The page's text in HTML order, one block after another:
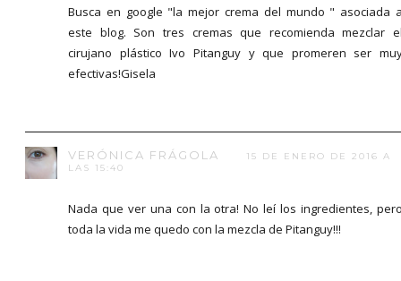
Busca en google "la mejor crema del mundo " asociada
este blog. Son tres cremas que recomienda mezclar
cirujano plástico Ivo Pitanguy y que promeren ser
efectivas!Gisela
VERÓNICA FRÁGOLA
15 DE ENERO DE 2016 A
LAS 15:40
Nada que ver una con la otra! No leí los ingredientes,
toda la vida me quedo con la mezcla de Pitanguy!!!